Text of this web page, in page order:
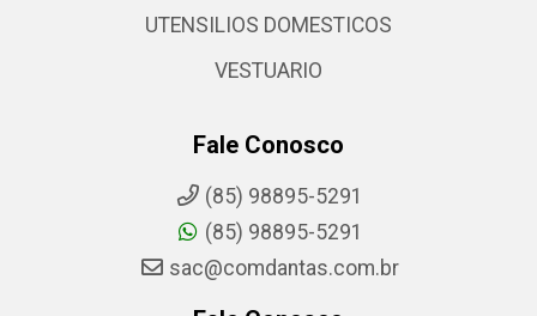
UTENSILIOS DOMESTICOS
VESTUARIO
Fale Conosco
(85) 98895-5291
(85) 98895-5291
sac@comdantas.com.br